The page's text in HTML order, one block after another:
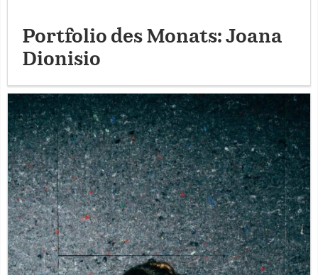
Portfolio des Monats: Joana
Dionisio